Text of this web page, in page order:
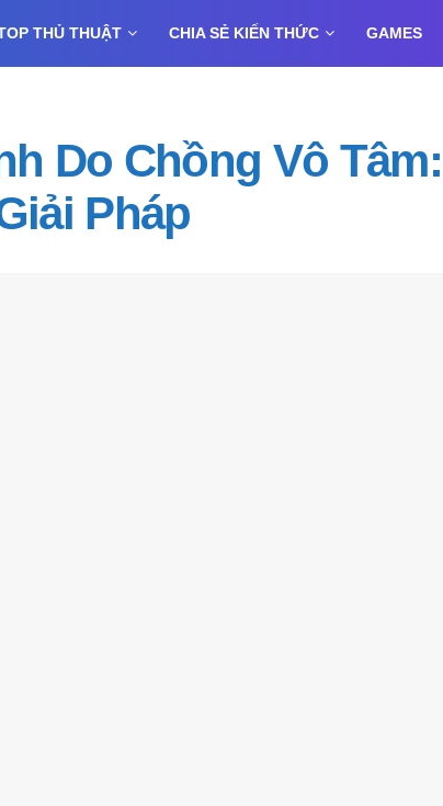
THỦ THUẬT CHIA SẺ KIẾN THỨC GAMES
Do Chồng Vô Tâm:
Pháp